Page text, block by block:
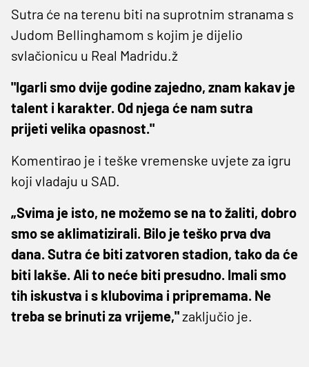
Sutra će na terenu biti na suprotnim stranama s
Judom Bellinghamom s kojim je dijelio
svlačionicu u Real Madridu.ž
"Igarli smo dvije godine zajedno, znam kakav je
talent i karakter. Od njega će nam sutra
prijeti velika opasnost."
Komentirao je i teške vremenske uvjete za igru
koji vladaju u SAD.
„Svima je isto, ne možemo se na to žaliti, dobro
smo se aklimatizirali. Bilo je teško prva dva
dana. Sutra će biti zatvoren stadion, tako da će
biti lakše. Ali to neće biti presudno. Imali smo
tih iskustva i s klubovima i pripremama. Ne
treba se brinuti za vrijeme,"zaključio je.